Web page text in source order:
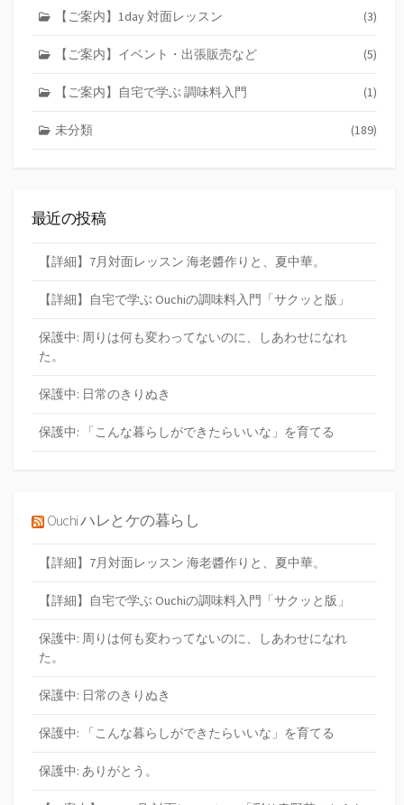
【ご案内】1day 対面レッスン (3)
【ご案内】イベント・出張販売など (5)
【ご案内】自宅で学ぶ 調味料入門 (1)
未分類 (189)
最近の投稿
【詳細】7月対面レッスン 海老醬作りと、夏中華。
【詳細】自宅で学ぶ Ouchiの調味料入門「サクッと版」
保護中: 周りは何も変わってないのに、しあわせになれ
た。
保護中: 日常のきりぬき
保護中: 「こんな暮らしができたらいいな」を育てる
Ouchi ハレとケの暮らし
【詳細】7月対面レッスン 海老醬作りと、夏中華。
【詳細】自宅で学ぶ Ouchiの調味料入門「サクッと版」
保護中: 周りは何も変わってないのに、しあわせになれ
た。
保護中: 日常のきりぬき
保護中: 「こんな暮らしができたらいいな」を育てる
保護中: ありがとう。